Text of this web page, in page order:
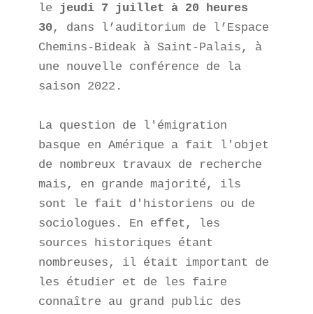
le
jeudi 7 juillet à 20 heures
30, dans l’auditorium de l’Espace
Chemins-Bideak à Saint-Palais, à
une nouvelle conférence de la
saison 2022.
La question de l'émigration
basque en Amérique a fait l'objet
de nombreux travaux de recherche
mais, en grande majorité, ils
sont le fait d'historiens ou de
sociologues. En effet, les
sources historiques étant
nombreuses, il était important de
les étudier et de les faire
connaître au grand public des